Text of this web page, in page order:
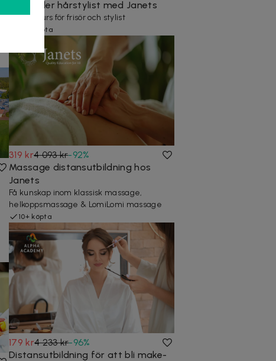
frisör eller hårstylist med Janets
Distanskurs för frisör och stylist
40+ köpta
319 kr4 093 kr-92%
Massage distansutbildning hos
Janets
Få kunskap inom klassisk massage,
helkoppsmassage & LomiLomi massage
10+ köpta
179 kr4 233 kr-96%
Distansutbildning för att bli make-